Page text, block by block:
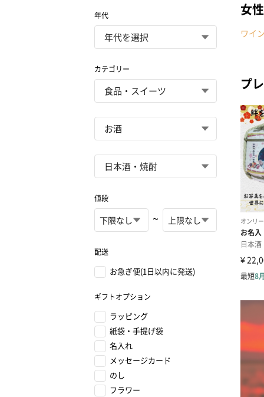
年代
カテゴリー
値段
~
配送
お急ぎ便(1日以内に発送)
ギフトオプション
ラッピング
紙袋・手提げ袋
名入れ
メッセージカード
のし
フラワー
女
ワイ
プ